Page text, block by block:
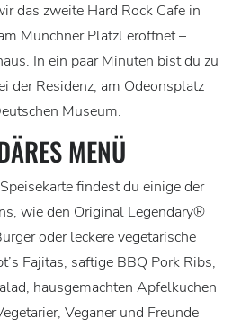
das zweite Hard Rock Cafe in
Münchner Platzl eröffnet –
In ein paar Minuten bist du zu
der Residenz, am Odeonsplatz
Museum.
MENÜ
findest du einige der
wie den Original Legendary®
oder leckere vegetarische
Fajitas, saftige BBQ Pork Ribs,
hausgemachten Apfelkuchen
Veganer und Freunde